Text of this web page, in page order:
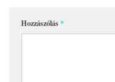
Hozzászólás*